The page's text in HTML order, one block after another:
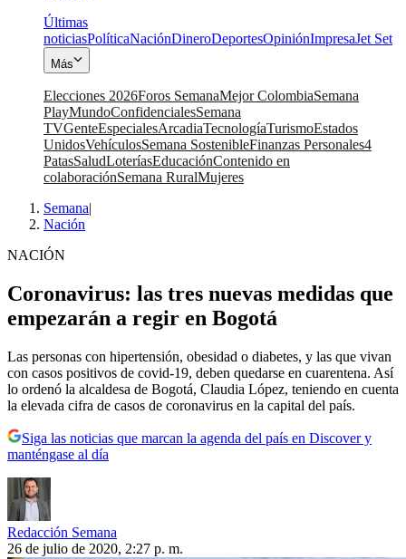
Últimas
noticiasPolíticaNaciónDineroDeportesOpiniónImpresaJet Set
Más
Elecciones 2026Foros SemanaMejor ColombiaSemana
PlayMundoConfidencialesSemana
TVGenteEspecialesArcadiaTecnologíaTurismoEstados
UnidosVehículosSemana SostenibleFinanzas Personales4
PatasSaludLoteríasEducaciónContenido en
colaboraciónSemana RuralMujeres
Semana|
Nación
NACIÓN
Coronavirus: las tres nuevas medidas que
empezarán a regir en Bogotá
Las personas con hipertensión, obesidad o diabetes, y las que vivan
con casos positivos de covid-19, deben quedarse en cuarentena. Así
lo ordenó la alcaldesa de Bogotá, Claudia López, teniendo en cuenta
la elevada cifra de casos de coronavirus en la capital del país.
Siga las noticias que marcan la agenda del país en Discover y
manténgase al día
Redacción Semana
26 de julio de 2020, 2:27 p. m.